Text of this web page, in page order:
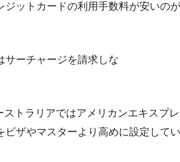
ジットカードの利用手数料が安いの
サーチャージを請求しな
トラリアではアメリカンエキスプ
ザやマスターより高めに設定して